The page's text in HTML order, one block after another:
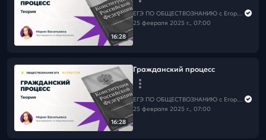
16:28
ЕГЭ ПО ОБЩЕСТВОЗНАНИЮ c Егором Кантом
25 февраля 2025 г., 07:00
16:28
Гражданский процесс
ЕГЭ ПО ОБЩЕСТВОЗНАНИЮ c Егором Кантом
25 февраля 2025 г., 07:00